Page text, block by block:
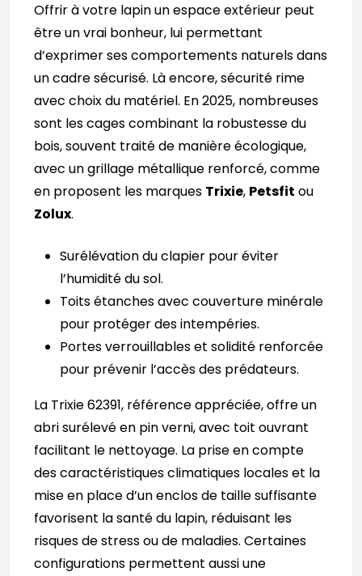
Offrir à votre lapin un espace extérieur peut
être un vrai bonheur, lui permettant
d’exprimer ses comportements naturels dans
un cadre sécurisé. Là encore, sécurité rime
avec choix du matériel. En 2025, nombreuses
sont les cages combinant la robustesse du
bois, souvent traité de manière écologique,
avec un grillage métallique renforcé, comme
en proposent les marques Trixie, Petsfit ou
Zolux.
Surélévation du clapier pour éviter
l’humidité du sol.
Toits étanches avec couverture minérale
pour protéger des intempéries.
Portes verrouillables et solidité renforcée
pour prévenir l’accès des prédateurs.
La Trixie 62391, référence appréciée, offre un
abri surélevé en pin verni, avec toit ouvrant
facilitant le nettoyage. La prise en compte
des caractéristiques climatiques locales et la
mise en place d’un enclos de taille suffisante
favorisent la santé du lapin, réduisant les
risques de stress ou de maladies. Certaines
configurations permettent aussi une